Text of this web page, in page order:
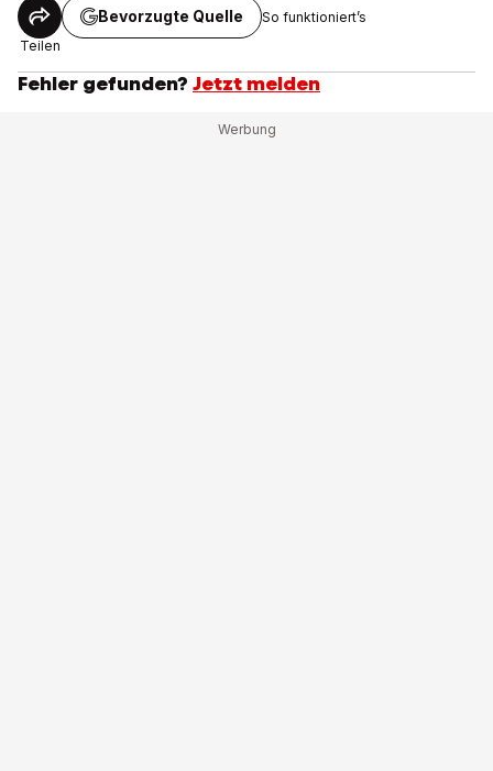
Teilen
Bevorzugte Quelle So funktioniert’s
Fehler gefunden? Jetzt melden